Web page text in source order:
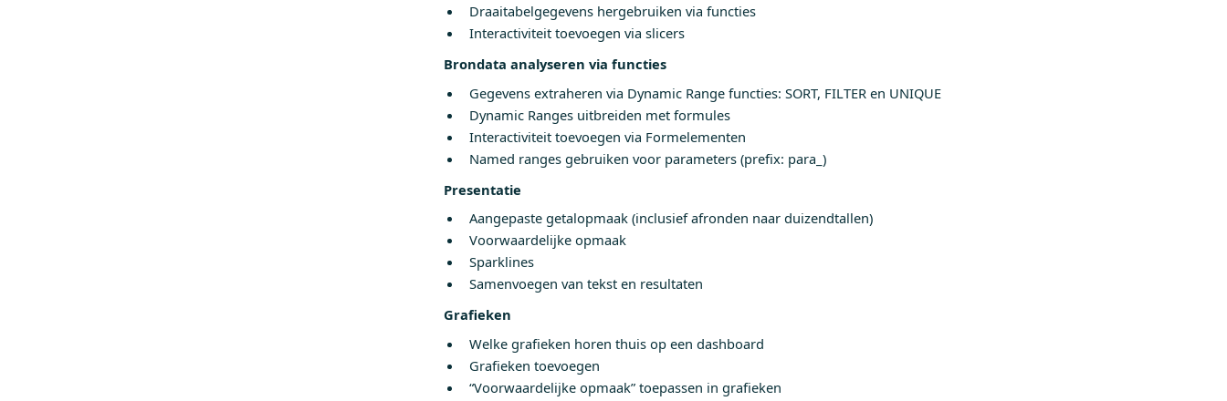
Draaitabelgegevens hergebruiken via functies
Interactiviteit toevoegen via slicers
Brondata analyseren via functies
Gegevens extraheren via Dynamic Range functies: SORT, FILTER en UNIQUE
Dynamic Ranges uitbreiden met formules
Interactiviteit toevoegen via Formelementen
Named ranges gebruiken voor parameters (prefix: para_)
Presentatie
Aangepaste getalopmaak (inclusief afronden naar duizendtallen)
Voorwaardelijke opmaak
Sparklines
Samenvoegen van tekst en resultaten
Grafieken
Welke grafieken horen thuis op een dashboard
Grafieken toevoegen
“Voorwaardelijke opmaak” toepassen in grafieken